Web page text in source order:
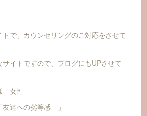
で、カウンセリングのご対応をさせて
イトですので、ブログにもUPさせて
女性
達への劣等感 」